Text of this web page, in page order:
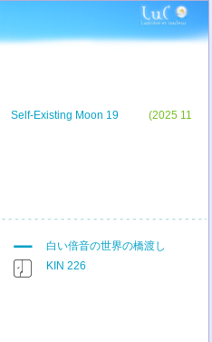
Self-Existing Moon 19
(2025 11
白い倍音の世界の橋渡し
KIN 226